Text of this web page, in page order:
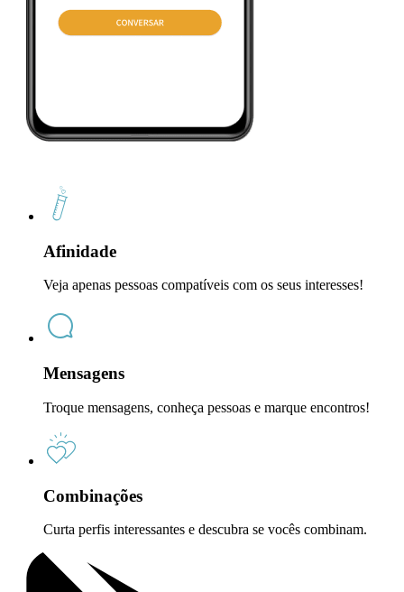
Afinidade
Veja apenas pessoas compatíveis com os seus interesses!
Mensagens
Troque mensagens, conheça pessoas e marque encontros!
Combinações
Curta perfis interessantes e descubra se vocês combinam.